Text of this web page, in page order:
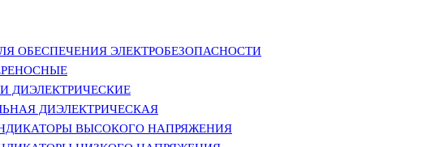
ОБЕСПЕЧЕНИЯ ЭЛЕКТРОБЕЗОПАСНОСТИ
ДИЭЛЕКТРИЧЕСКИЕ
ДИЭЛЕКТРИЧЕСКАЯ
ВЫСОКОГО НАПРЯЖЕНИЯ